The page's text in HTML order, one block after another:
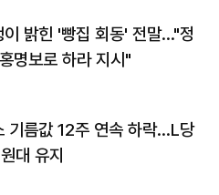
이 밝힌 '빵집 회동' 전말…"정
명보로 하라 지시"
기름값 12주 연속 하락…L당
대 유지